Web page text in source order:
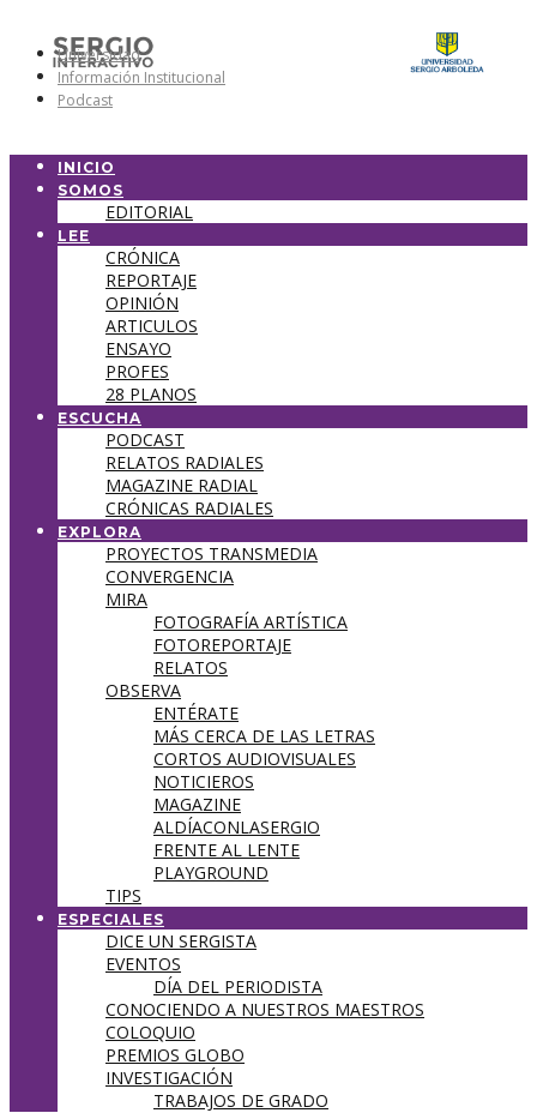
Universidad
Información Institucional
Podcast
INICIO
SOMOS
EDITORIAL
LEE
CRÓNICA
REPORTAJE
OPINIÓN
ARTICULOS
ENSAYO
PROFES
28 PLANOS
ESCUCHA
PODCAST
RELATOS RADIALES
MAGAZINE RADIAL
CRÓNICAS RADIALES
EXPLORA
PROYECTOS TRANSMEDIA
CONVERGENCIA
MIRA
FOTOGRAFÍA ARTÍSTICA
FOTOREPORTAJE
RELATOS
OBSERVA
ENTÉRATE
MÁS CERCA DE LAS LETRAS
CORTOS AUDIOVISUALES
NOTICIEROS
MAGAZINE
ALDÍACONLASERGIO
FRENTE AL LENTE
PLAYGROUND
TIPS
ESPECIALES
DICE UN SERGISTA
EVENTOS
DÍA DEL PERIODISTA
CONOCIENDO A NUESTROS MAESTROS
COLOQUIO
PREMIOS GLOBO
INVESTIGACIÓN
TRABAJOS DE GRADO